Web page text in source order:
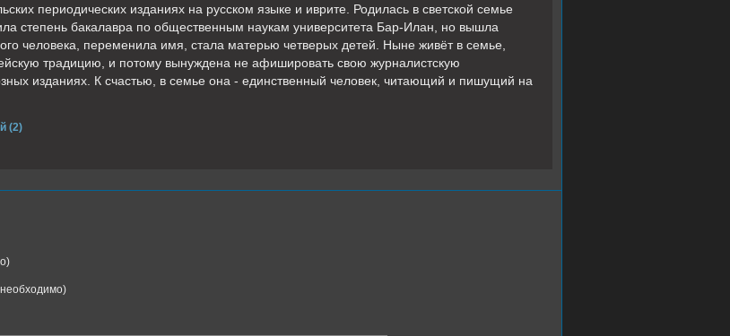
периодических изданиях на русском языке и иврите. Родилась в светской семье
степень бакалавра по общественным наукам университета Бар-Илан, но вышла
человека, переменила имя, стала матерью четверых детей. Ныне живёт в семье,
традицию, и потому вынуждена не афишировать свою журналистскую
изданиях. К счастью, в семье она - единственный человек, читающий и пишущий на
(2)